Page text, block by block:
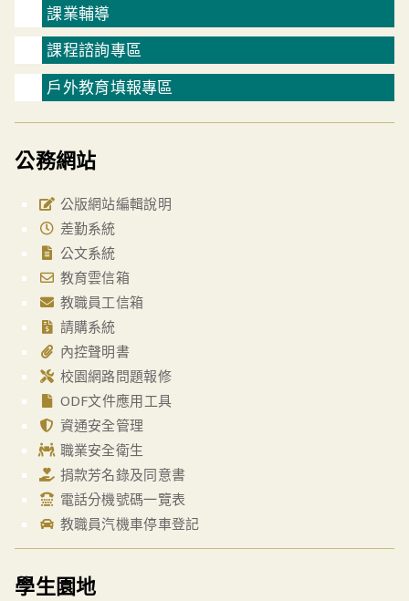
課業輔導
課程諮詢專區
戶外教育填報專區
公務網站
公版網站編輯說明
差勤系統
公文系統
教育雲信箱
教職員工信箱
請購系統
內控聲明書
校園網路問題報修
ODF文件應用工具
資通安全管理
職業安全衛生
捐款芳名錄及同意書
電話分機號碼一覽表
教職員汽機車停車登記
學生園地